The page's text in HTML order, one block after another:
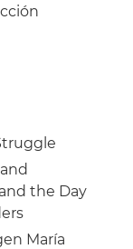
the Day
María